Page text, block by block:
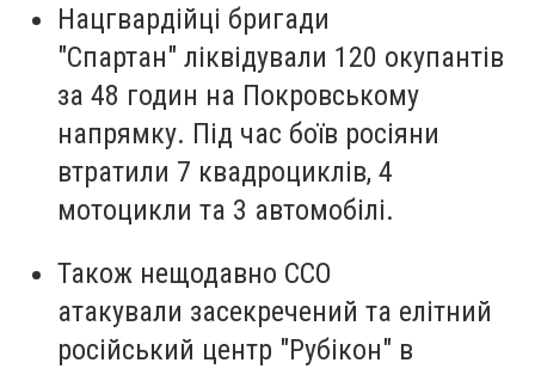
Нацгвардійці бригади
"Спартан" ліквідували 120 окупантів
за 48 годин на Покровському
напрямку. Під час боїв росіяни
втратили 7 квадроциклів, 4
мотоцикли та 3 автомобілі.
Також нещодавно ССО
атакували засекречений та елітний
російський центр "Рубікон" в